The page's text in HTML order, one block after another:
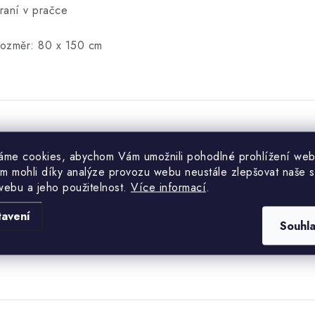
cookies, abychom Vám umožnili pohodlné prohlížení
mohli díky analýze provozu webu neustále zlepšovat naše
a jeho použitelnost. Více informací.
v pračce
80 x 150 cm
produktu (0)
první, kdo napíše příspěvek k této položce.